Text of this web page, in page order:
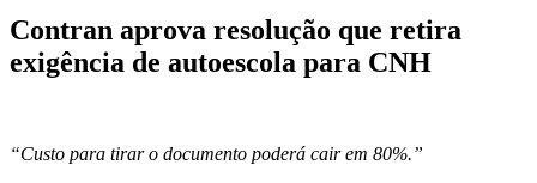
Contran aprova resolução que retira
exigência de autoescola para CNH
“Custo para tirar o documento poderá cair em 80%.”